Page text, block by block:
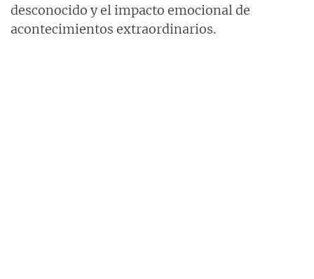
desconocido y el impacto emocional de
acontecimientos extraordinarios.